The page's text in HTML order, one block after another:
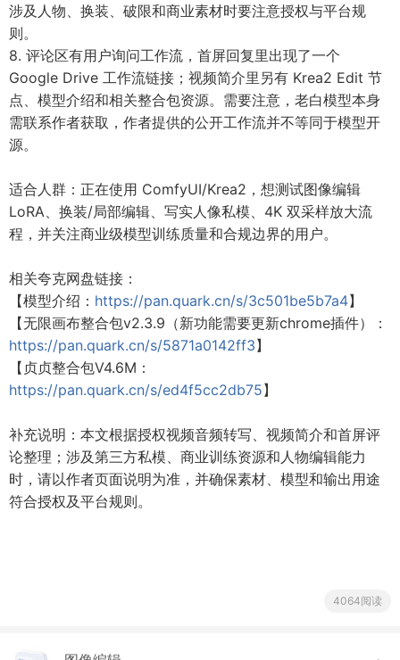
涉及人物、换装、破限和商业素材时要注意授权与平台规
则。
8. 评论区有用户询问工作流，首屏回复里出现了一个
Google Drive 工作流链接；视频简介里另有 Krea2 Edit 节
点、模型介绍和相关整合包资源。需要注意，老白模型本身
需联系作者获取，作者提供的公开工作流并不等同于模型开
源。
适合人群：正在使用 ComfyUI/Krea2，想测试图像编辑
LoRA、换装/局部编辑、写实人像私模、4K 双采样放大流
程，并关注商业级模型训练质量和合规边界的用户。
相关夸克网盘链接：
【模型介绍： https://pan.quark.cn/s/3c501be5b7a4】
【无限画布整合包v2.3.9（新功能需要更新chrome插件）：
https://pan.quark.cn/s/5871a0142ff3】
【贞贞整合包V4.6M：
https://pan.quark.cn/s/ed4f5cc2db75】
补充说明：本文根据授权视频音频转写、视频简介和首屏评
论整理；涉及第三方私模、商业训练资源和人物编辑能力
时，请以作者页面说明为准，并确保素材、模型和输出用途
符合授权及平台规则。
4064阅读